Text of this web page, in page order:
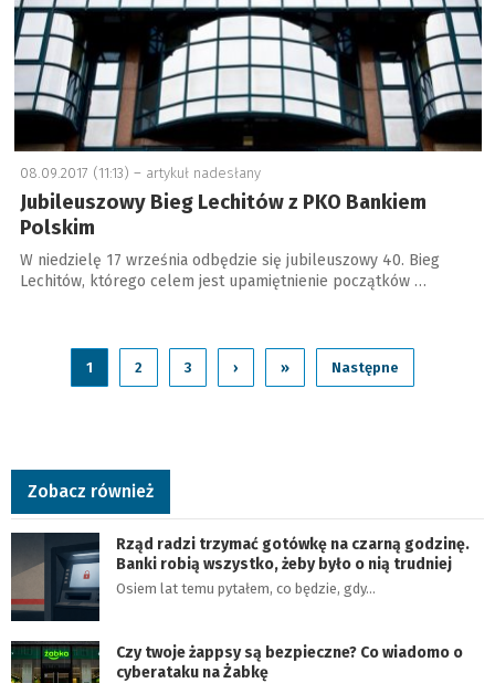
08.09.2017 (11:13) – artykuł nadesłany
Jubileuszowy Bieg Lechitów z PKO Bankiem
Polskim
W niedzielę 17 września odbędzie się jubileuszowy 40. Bieg
Lechitów, którego celem jest upamiętnienie początków …
1 2 3 › » Następne
Zobacz również
Rząd radzi trzymać gotówkę na czarną godzinę.
Banki robią wszystko, żeby było o nią trudniej
Osiem lat temu pytałem, co będzie, gdy…
Czy twoje żappsy są bezpieczne? Co wiadomo o
cyberataku na Żabkę